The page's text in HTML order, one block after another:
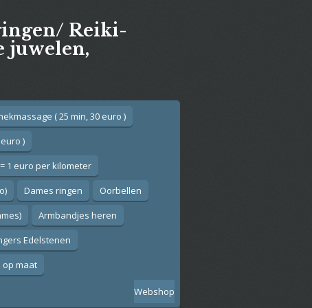
Reiki-
juwelen,
( 25 min, 30 euro )
)
1 euro per kilometer
Dames ringen
Oorbellen
Armbandjes heren
Edelstenen
op maat
Webshop